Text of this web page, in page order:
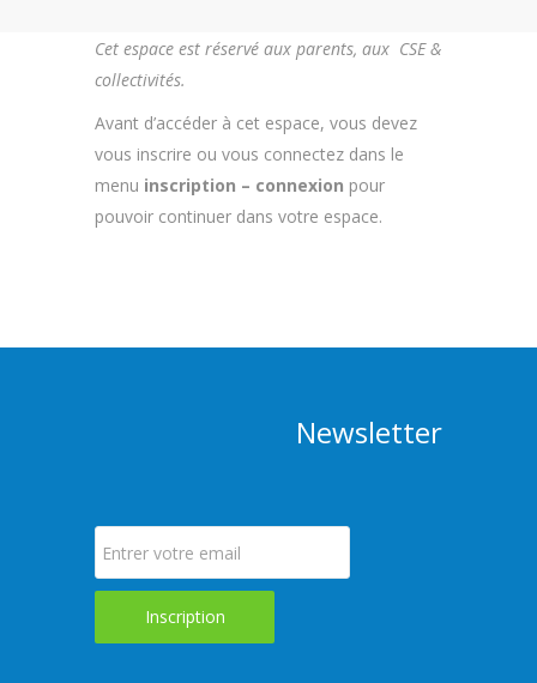
Cet espace est réservé aux parents, aux CSE &
collectivités.
Avant d’accéder à cet espace, vous devez
vous inscrire ou vous connectez dans le
menu inscription – connexion pour
pouvoir continuer dans votre espace.
Newsletter